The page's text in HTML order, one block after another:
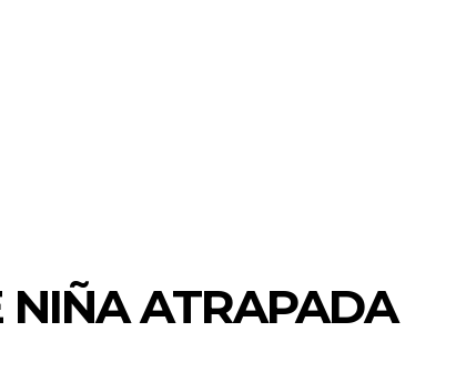
NIÑA ATRAPADA